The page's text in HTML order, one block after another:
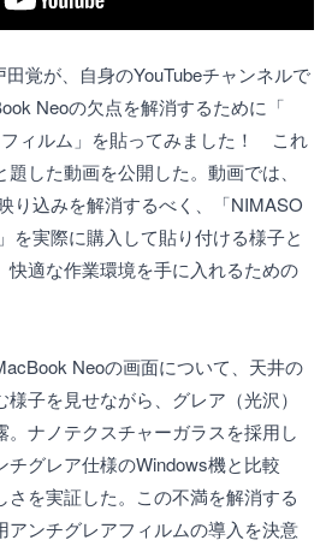
覚が、自身のYouTubeチャンネルで
Neoの欠点を解消するために「
ィルム」を貼ってみました！ これ
した動画を公開した。動画では、
り込みを解消するべく、「NIMASO
を実際に購入して貼り付ける様子と
快適な作業環境を手に入れるための
Neoの画面について、天井の
子を見せながら、グレア（光沢）
ナノテクスチャーガラスを採用し
チグレア仕様のWindows機と比較
さを実証した。この不満を解消する
アンチグレアフィルムの導入を決意